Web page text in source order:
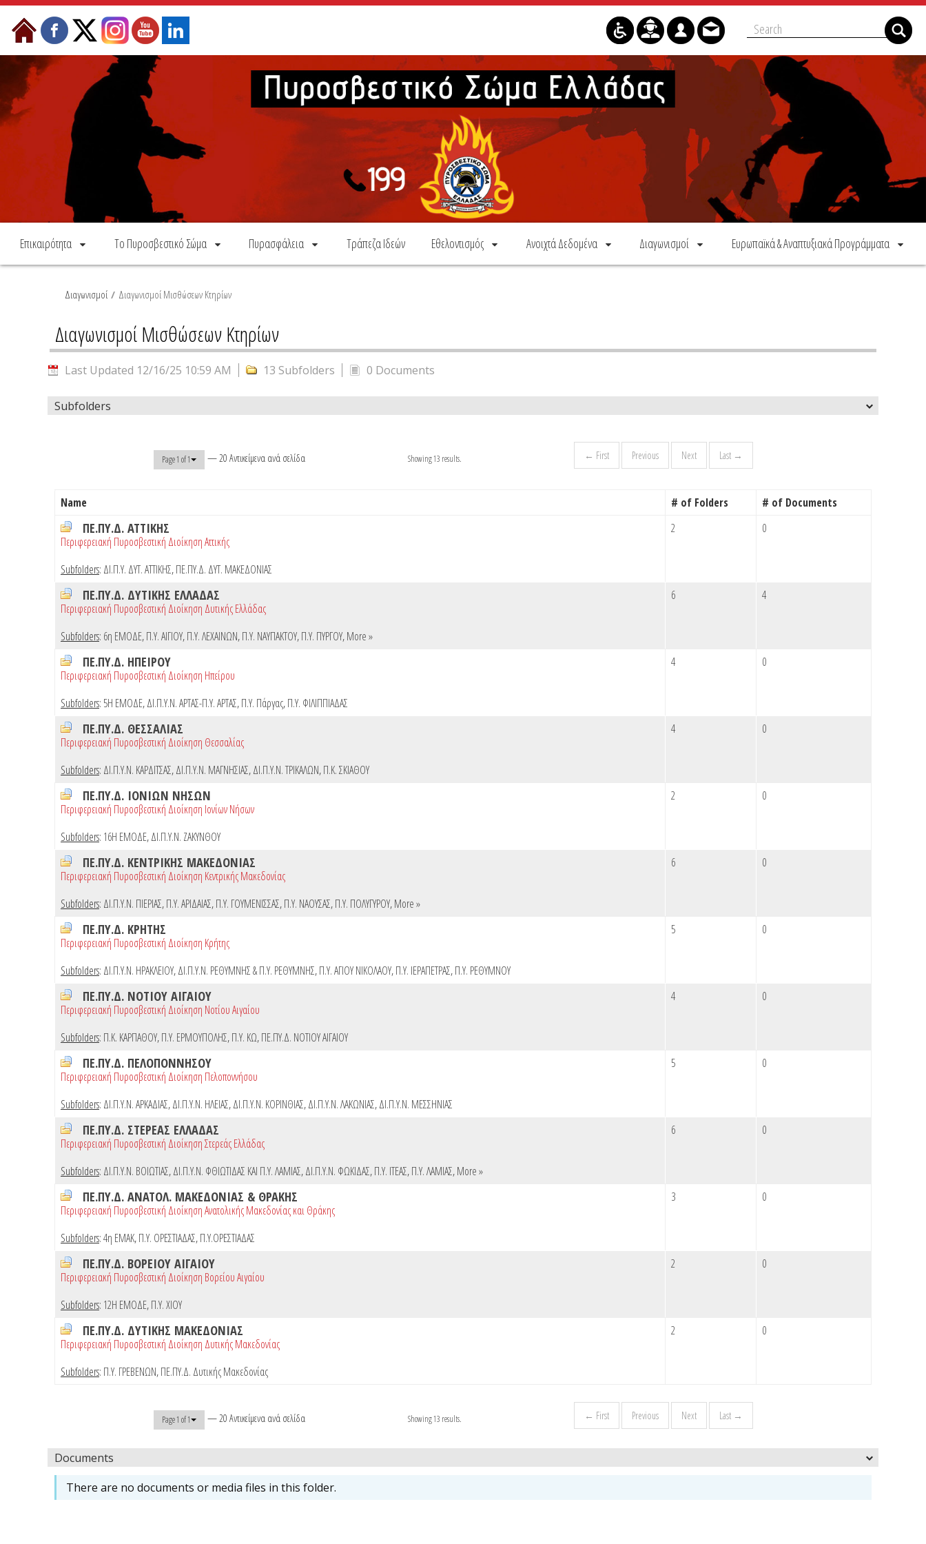
Skip to Content
Επικαιρότητα Το Πυροσβεστικό Σώμα Πυρασφάλεια Τράπεζα Ιδεών Εθελοντισμός Ανοιχτά Δεδομένα Διαγωνισμοί Ευρωπαϊκά & Αναπτυξιακά Προγράμματα
Διαγωνισμοί / Διαγωνισμοί Μισθώσεων Κτηρίων
Διαγωνισμοί Μισθώσεων Κτηρίων
Last Updated 12/16/25 10:59 AM 13 Subfolders 0 Documents
Subfolders
Page 1 of 1 — 20 Αντικείμενα ανά σελίδα Showing 13 results. ← First Previous Next Last →
Name # of Folders # of Documents
ΠΕ.ΠΥ.Δ. ΑΤΤΙΚΗΣ
Περιφερειακή Πυροσβεστική Διοίκηση Αττικής
Subfolders: ΔΙ.Π.Υ. ΔΥΤ. ΑΤΤΙΚΗΣ,ΠΕ.ΠΥ.Δ. ΔΥΤ. ΜΑΚΕΔΟΝΙΑΣ
2 0
ΠΕ.ΠΥ.Δ. ΔΥΤΙΚΗΣ ΕΛΛΑΔΑΣ
Περιφερειακή Πυροσβεστική Διοίκηση Δυτικής Ελλάδας
Subfolders: 6η ΕΜΟΔΕ,Π.Υ. ΑΙΓΙΟΥ,Π.Υ. ΛΕΧΑΙΝΩΝ,Π.Υ. ΝΑΥΠΑΚΤΟΥ,Π.Υ. ΠΥΡΓΟΥ,More »
6 4
ΠΕ.ΠΥ.Δ. ΗΠΕΙΡΟΥ
Περιφερειακή Πυροσβεστική Διοίκηση Ηπείρου
Subfolders: 5Η ΕΜΟΔΕ,ΔΙ.Π.Υ.Ν. ΑΡΤΑΣ-Π.Υ. ΑΡΤΑΣ,Π.Υ. Πάργας,Π.Υ. ΦΙΛΙΠΠΙΑΔΑΣ
4 0
ΠΕ.ΠΥ.Δ. ΘΕΣΣΑΛΙΑΣ
Περιφερειακή Πυροσβεστική Διοίκηση Θεσσαλίας
Subfolders: ΔΙ.Π.Υ.Ν. ΚΑΡΔΙΤΣΑΣ,ΔΙ.Π.Υ.Ν. ΜΑΓΝΗΣΙΑΣ,ΔΙ.Π.Υ.Ν. ΤΡΙΚΑΛΩΝ,Π.Κ. ΣΚΙΑΘΟΥ
4 0
ΠΕ.ΠΥ.Δ. ΙΟΝΙΩΝ ΝΗΣΩΝ
Περιφερειακή Πυροσβεστική Διοίκηση Ιονίων Νήσων
Subfolders: 16Η ΕΜΟΔΕ,ΔΙ.Π.Υ.Ν. ΖΑΚΥΝΘΟΥ
2 0
ΠΕ.ΠΥ.Δ. ΚΕΝΤΡΙΚΗΣ ΜΑΚΕΔΟΝΙΑΣ
Περιφερειακή Πυροσβεστική Διοίκηση Κεντρικής Μακεδονίας
Subfolders: ΔΙ.Π.Υ.Ν. ΠΙΕΡΙΑΣ,Π.Υ. ΑΡΙΔΑΙΑΣ,Π.Υ. ΓΟΥΜΕΝΙΣΣΑΣ,Π.Υ. ΝΑΟΥΣΑΣ,Π.Υ. ΠΟΛΥΓΥΡΟΥ,More »
6 0
ΠΕ.ΠΥ.Δ. ΚΡΗΤΗΣ
Περιφερειακή Πυροσβεστική Διοίκηση Κρήτης
Subfolders: ΔΙ.Π.Υ.Ν. ΗΡΑΚΛΕΙΟΥ,ΔΙ.Π.Υ.Ν. ΡΕΘΥΜΝΗΣ & Π.Υ. ΡΕΘΥΜΝΗΣ,Π.Υ. ΑΓΙΟΥ ΝΙΚΟΛΑΟΥ,Π.Υ. ΙΕΡΑΠΕΤΡΑΣ,Π.Υ. ΡΕΘΥΜΝΟΥ
5 0
ΠΕ.ΠΥ.Δ. ΝΟΤΙΟΥ ΑΙΓΑΙΟΥ
Περιφερειακή Πυροσβεστική Διοίκηση Νοτίου Αιγαίου
Subfolders: Π.Κ. ΚΑΡΠΑΘΟΥ,Π.Υ. ΕΡΜΟΥΠΟΛΗΣ,Π.Υ. ΚΩ,ΠΕ.ΠΥ.Δ. ΝΟΤΙΟΥ ΑΙΓΑΙΟΥ
4 0
ΠΕ.ΠΥ.Δ. ΠΕΛΟΠΟΝΝΗΣΟΥ
Περιφερειακή Πυροσβεστική Διοίκηση Πελοποννήσου
Subfolders: ΔΙ.Π.Υ.Ν. ΑΡΚΑΔΙΑΣ,ΔΙ.Π.Υ.Ν. ΗΛΕΙΑΣ,ΔΙ.Π.Υ.Ν. ΚΟΡΙΝΘΙΑΣ,ΔΙ.Π.Υ.Ν. ΛΑΚΩΝΙΑΣ,ΔΙ.Π.Υ.Ν. ΜΕΣΣΗΝΙΑΣ
5 0
ΠΕ.ΠΥ.Δ. ΣΤΕΡΕΑΣ ΕΛΛΑΔΑΣ
Περιφερειακή Πυροσβεστική Διοίκηση Στερεάς Ελλάδας
Subfolders: ΔΙ.Π.Υ.Ν. ΒΟΙΩΤΙΑΣ,ΔΙ.Π.Υ.Ν. ΦΘΙΩΤΙΔΑΣ ΚΑΙ Π.Υ. ΛΑΜΙΑΣ,ΔΙ.Π.Υ.Ν. ΦΩΚΙΔΑΣ,Π.Υ. ΙΤΕΑΣ,Π.Υ. ΛΑΜΙΑΣ,More »
6 0
ΠΕ.ΠΥ.Δ. ΑΝΑΤΟΛ. ΜΑΚΕΔΟΝΙΑΣ & ΘΡΑΚΗΣ
Περιφερειακή Πυροσβεστική Διοίκηση Ανατολικής Μακεδονίας και Θράκης
Subfolders:4η ΕΜΑΚ,Π.Υ. ΟΡΕΣΤΙΑΔΑΣ,Π.Υ.ΟΡΕΣΤΙΑΔΑΣ
3 0
ΠΕ.ΠΥ.Δ. ΒΟΡΕΙΟΥ ΑΙΓΑΙΟΥ
Περιφερειακή Πυροσβεστική Διοίκηση Βορείου Αιγαίου
Subfolders: 12Η ΕΜΟΔΕ,Π.Υ. ΧΙΟΥ
2 0
ΠΕ.ΠΥ.Δ. ΔΥΤΙΚΗΣ ΜΑΚΕΔΟΝΙΑΣ
Περιφερειακή Πυροσβεστική Διοίκηση Δυτικής Μακεδονίας
Subfolders: Π.Υ. ΓΡΕΒΕΝΩΝ,ΠΕ.ΠΥ.Δ. Δυτικής Μακεδονίας
2 0
Page 1 of 1 — 20 Αντικείμενα ανά σελίδα Showing 13 results. ← First Previous Next Last →
Documents
There are no documents or media files in this folder.